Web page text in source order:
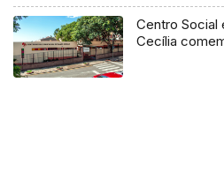
Centro Social
Cecília